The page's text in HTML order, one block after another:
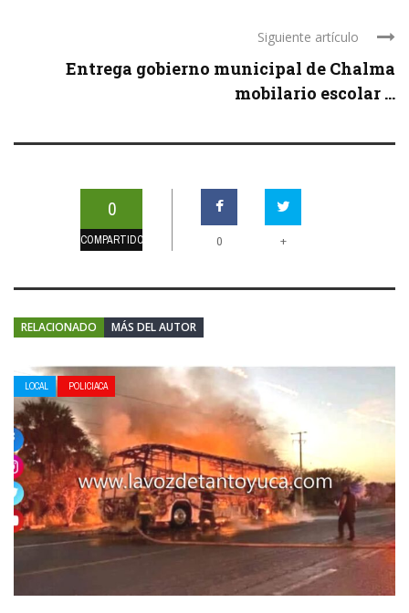
Siguiente artículo
Entrega gobierno municipal de Chalma
mobilario escolar ...
0
COMPARTIDOS 0 +
RELACIONADO MÁS DEL AUTOR
LOCAL POLICIACA